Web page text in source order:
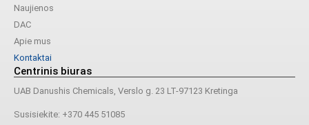
Naujienos
DAC
Apie mus
Kontaktai
Centrinis biuras
UAB Danushis Chemicals, Verslo g. 23 LT-97123 Kretinga
Susisiekite: +370 445 51085